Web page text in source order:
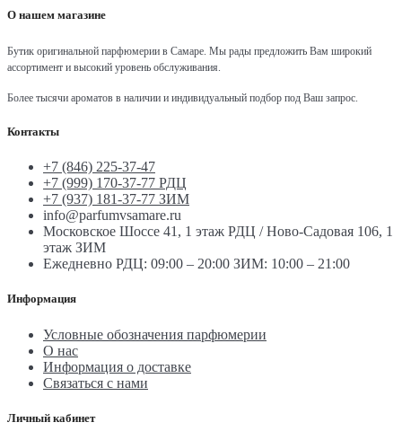
О нашем магазине
Бутик оригинальной парфюмерии в Самаре. Мы рады предложить Вам широкий
ассортимент и высокий уровень обслуживания.
Более тысячи ароматов в наличии и индивидуальный подбор под Ваш запрос.
Контакты
+7 (846) 225-37-47
+7 (999) 170-37-77 РДЦ
+7 (937) 181-37-77 ЗИМ
info@parfumvsamare.ru
Московское Шоссе 41, 1 этаж РДЦ / Ново-Садовая 106, 1
этаж ЗИМ
Ежедневно РДЦ: 09:00 – 20:00 ЗИМ: 10:00 – 21:00
Информация
Условные обозначения парфюмерии
О нас
Информация о доставке
Связаться с нами
Личный кабинет